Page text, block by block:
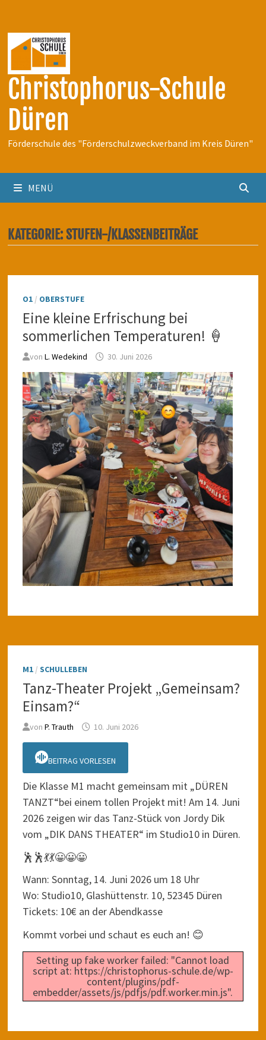
springen
Christophorus-Schule
Düren
Förderschule des "Förderschulzweckverband im Kreis Düren"
MENÜ
KATEGORIE:STUFEN-/KLASSENBEITRÄGE
O1/ OBERSTUFE
Eine kleine Erfrischung bei
sommerlichen Temperaturen! 🍦
von L. Wedekind 30. Juni 2026
M1/ SCHULLEBEN
Tanz-Theater Projekt „Gemeinsam?
Einsam?“
von P. Trauth 10. Juni 2026
BEITRAG VORLESEN
Die Klasse M1 macht gemeinsam mit „DÜREN
TANZT“bei einem tollen Projekt mit! Am 14. Juni
2026 zeigen wir das Tanz-Stück von Jordy Dik
vom „DIK DANS THEATER“ im Studio10 in Düren.
🕺🕺💃💃😀😀😀
Wann: Sonntag, 14. Juni 2026 um 18 Uhr
Wo: Studio10, Glashüttenstr. 10, 52345 Düren
Tickets: 10€ an der Abendkasse
Kommt vorbei und schaut es euch an! 😊
Setting up fake worker failed: "Cannot load
script at: https://christophorus-schule.de/wp-
content/plugins/pdf-
embedder/assets/js/pdfjs/pdf.worker.min.js".